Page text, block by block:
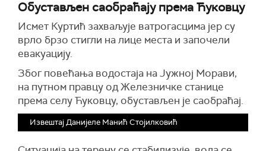
Обустављен саобраћају према Ћуковцу
Исмет Куртић захваљује ватрогасцима јер су
врло брзо стигли на лице места и започели
евакуацију.
Због повећања водостаја на Јужној Морави,
на путном правцу од Железничке станице
према селу Ћуковцу, обустављен је саобраћај.
Извештај Данијеле Манић Стојилковић